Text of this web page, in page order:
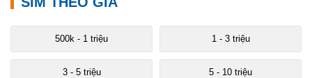
500k - 1 triệu 1 - 3 triệu
3 - 5 triệu 5 - 10 triệu